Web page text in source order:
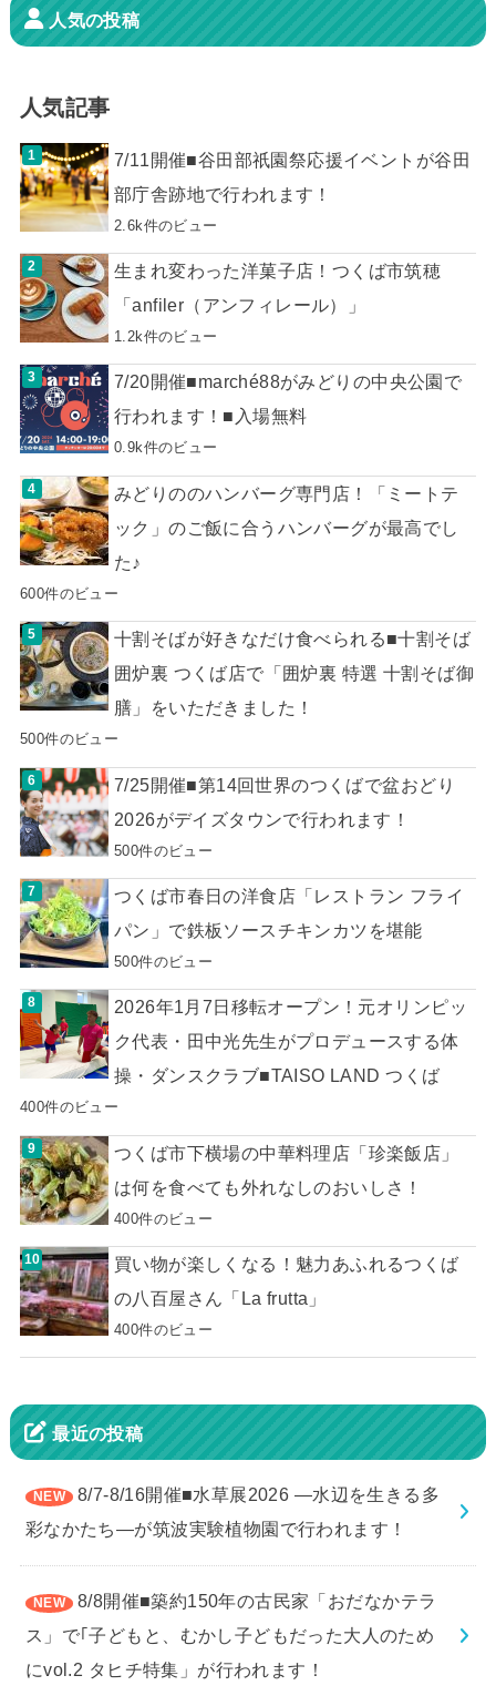
人気の投稿
人気記事
7/11開催■谷田部祇園祭応援イベントが谷田
部庁舎跡地で行われます！
2.6k件のビュー
生まれ変わった洋菓子店！つくば市筑穂
「anfiler（アンフィレール）」
1.2k件のビュー
7/20開催■marché88がみどりの中央公園で
行われます！■入場無料
0.9k件のビュー
みどりののハンバーグ専門店！「ミートテ
ック」のご飯に合うハンバーグが最高でし
た♪
600件のビュー
十割そばが好きなだけ食べられる■十割そば
囲炉裏 つくば店で「囲炉裏 特選 十割そば御
膳」をいただきました！
500件のビュー
7/25開催■第14回世界のつくばで盆おどり
2026がデイズタウンで行われます！
500件のビュー
つくば市春日の洋食店「レストラン フライ
パン」で鉄板ソースチキンカツを堪能
500件のビュー
2026年1月7日移転オープン！元オリンピッ
ク代表・田中光先生がプロデュースする体
操・ダンスクラブ■TAISO LAND つくば
400件のビュー
つくば市下横場の中華料理店「珍楽飯店」
は何を食べても外れなしのおいしさ！
400件のビュー
買い物が楽しくなる！魅力あふれるつくば
の八百屋さん「La frutta」
400件のビュー
最近の投稿
8/7-8/16開催■水草展2026 ―水辺を生きる多
彩なかたち―が筑波実験植物園で行われます！
8/8開催■築約150年の古民家「おだなかテラ
ス」で｢子どもと、むかし子どもだった大人のため
にvol.2 タヒチ特集」が行われます！